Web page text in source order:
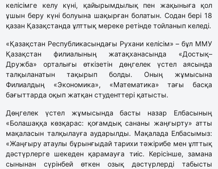
келісімге келу күні, қайырымдылық пен жақыныға қол
ұшын беру күні болуына шақырған болатын. Содан бері 18
қазан Қазақстанда ұлттық мереке ретінде тойланып келеді.
«Қазақстан Республикасындағы Рухани келісім» – бұл ММУ
Қазақстан филиалының жатақханасында «Достық–
Дружба» орталығы өткізетін дөңгелек үстел аясында
талқыланатын тақырып болды. Оның жұмысына
Филиалдың «Экономика», «Математика» тағы басқа
бағыттарда оқып жатқан студенттері қатысты.
Дөңгелек үстел жұмысында басты назар Елбасының
«Болашаққа көзқарас: қоғамдық сананы жаңғырту» атты
мақаласын талқылауға аударылды. Мақалада Елбасымыз:
«Жаңғыру атаулы бұрынғыдай тарихи тәжірибе мен ұлттық
дәстүрлерге шекеден қарамауға тиіс. Керісінше, замана
сынынан сүрінбей өткен озық дәстүрлерді табысты